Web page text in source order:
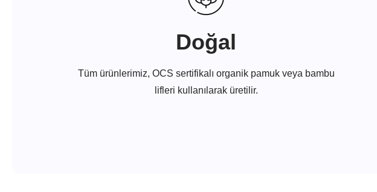
Doğal
Tüm ürünlerimiz, OCS sertifikalı organik pamuk veya bambu
lifleri kullanılarak üretilir.